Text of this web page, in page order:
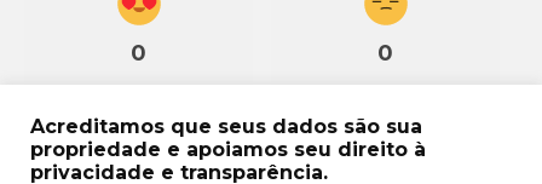
0 0
Acreditamos que seus dados são sua
propriedade e apoiamos seu direito à
privacidade e transparência.